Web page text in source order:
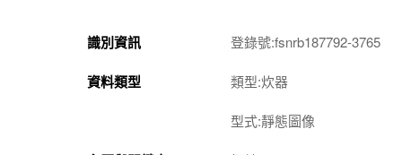
識別資訊 登錄號:fsnrb187792-3765
資料類型 類型:炊器
型式:靜態圖像